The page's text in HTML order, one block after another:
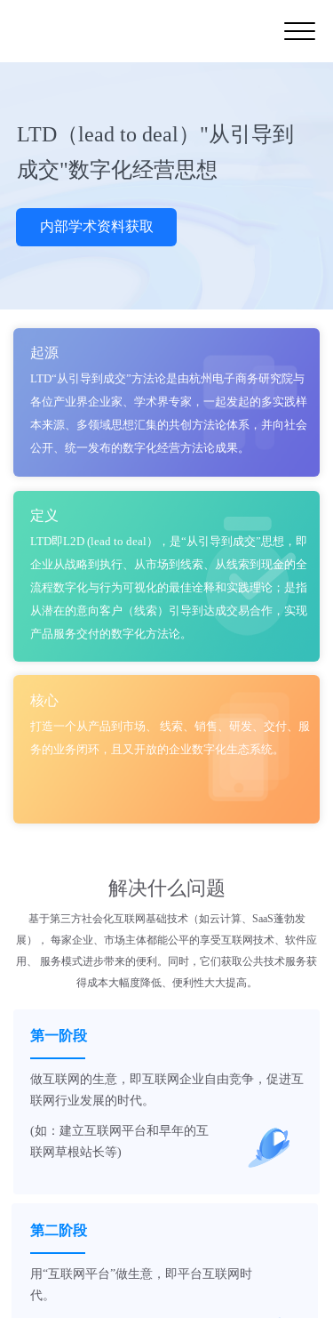
LTD（lead to deal）"从引导到
成交"数字化经营思想
内部学术资料获取
起源
LTD“从引导到成交”方法论是由杭州电子商务研究院与
各位产业界企业家、学术界专家，一起发起的多实践样
本来源、多领域思想汇集的共创方法论体系，并向社会
公开、统一发布的数字化经营方法论成果。
定义
LTD即L2D (lead to deal），是“从引导到成交”思想，即
企业从战略到执行、从市场到线索、从线索到现金的全
流程数字化与行为可视化的最佳诠释和实践理论；是指
从潜在的意向客户（线索）引导到达成交易合作，实现
产品服务交付的数字化方法论。
核心
打造一个从产品到市场、 线索、销售、研发、交付、服
务的业务闭环，且又开放的企业数字化生态系统。
解决什么问题
基于第三方社会化互联网基础技术（如云计算、SaaS蓬勃发
展）， 每家企业、市场主体都能公平的享受互联网技术、软件应
用、 服务模式进步带来的便利。同时，它们获取公共技术服务获
得成本大幅度降低、便利性大大提高。
第一阶段
做互联网的生意，即互联网企业自由竞争，促进互
联网行业发展的时代。
(如：建立互联网平台和早年的互
联网草根站长等)
第二阶段
用“互联网平台”做生意，即平台互联网时
代。